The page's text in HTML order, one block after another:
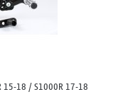
15-18 / S1000R 17-18